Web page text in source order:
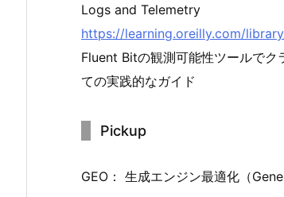
Logs and Telemetry
https://learning.oreilly.com/
Fluent Bitの観測可能性ツールでク
ての実践的なガイド
Pickup
GEO： 生成エンジン最適化（